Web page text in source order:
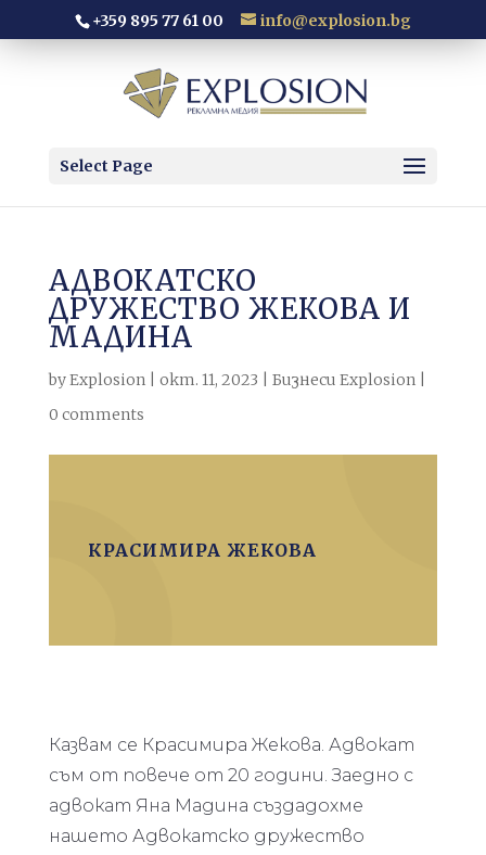
+359 895 77 61 00 info@explosion.bg
Select Page
АДВОКАТСКО
ДРУЖЕСТВО ЖЕКОВА И
МАДИНА
byExplosion| окт. 11, 2023 Бизнеси Explosion|
0 comments
КРАСИМИРА ЖЕКОВА
Казвам се Красимира Жекова. Адвокат
съм от повече от 20 години. Заедно с
адвокат Яна Мадина създадохме
нашето Адвокатско дружество